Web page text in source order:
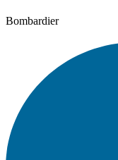
Bombardier